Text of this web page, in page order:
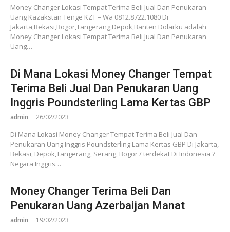
Money Changer Lokasi Tempat Terima Beli Jual Dan Penukaran
Uang Kazakstan Tenge KZT – Wa 0812.8722.1080 Di
Jakarta,Bekasi,Bogor,Tangerang,Depok,Banten Dolarku adalah
Money Changer Lokasi Tempat Terima Beli Jual Dan Penukaran
Uang…
Di Mana Lokasi Money Changer Tempat
Terima Beli Jual Dan Penukaran Uang
Inggris Poundsterling Lama Kertas GBP
admin 26/02/2023
Di Mana Lokasi Money Changer Tempat Terima Beli Jual Dan
Penukaran Uang Inggris Poundsterling Lama Kertas GBP Di Jakarta,
Bekasi, Depok,Tangerang, Serang, Bogor / terdekat Di Indonesia ?
Negara Inggris…
Money Changer Terima Beli Dan
Penukaran Uang Azerbaijan Manat
admin 19/02/2023